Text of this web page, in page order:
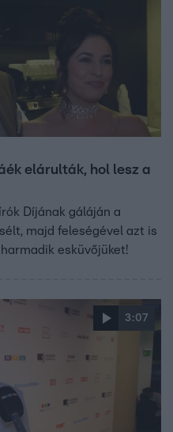
elárulták, hol lesz a
Díjának gáláján a
majd feleségével azt is
esküvőjüket!
3:07